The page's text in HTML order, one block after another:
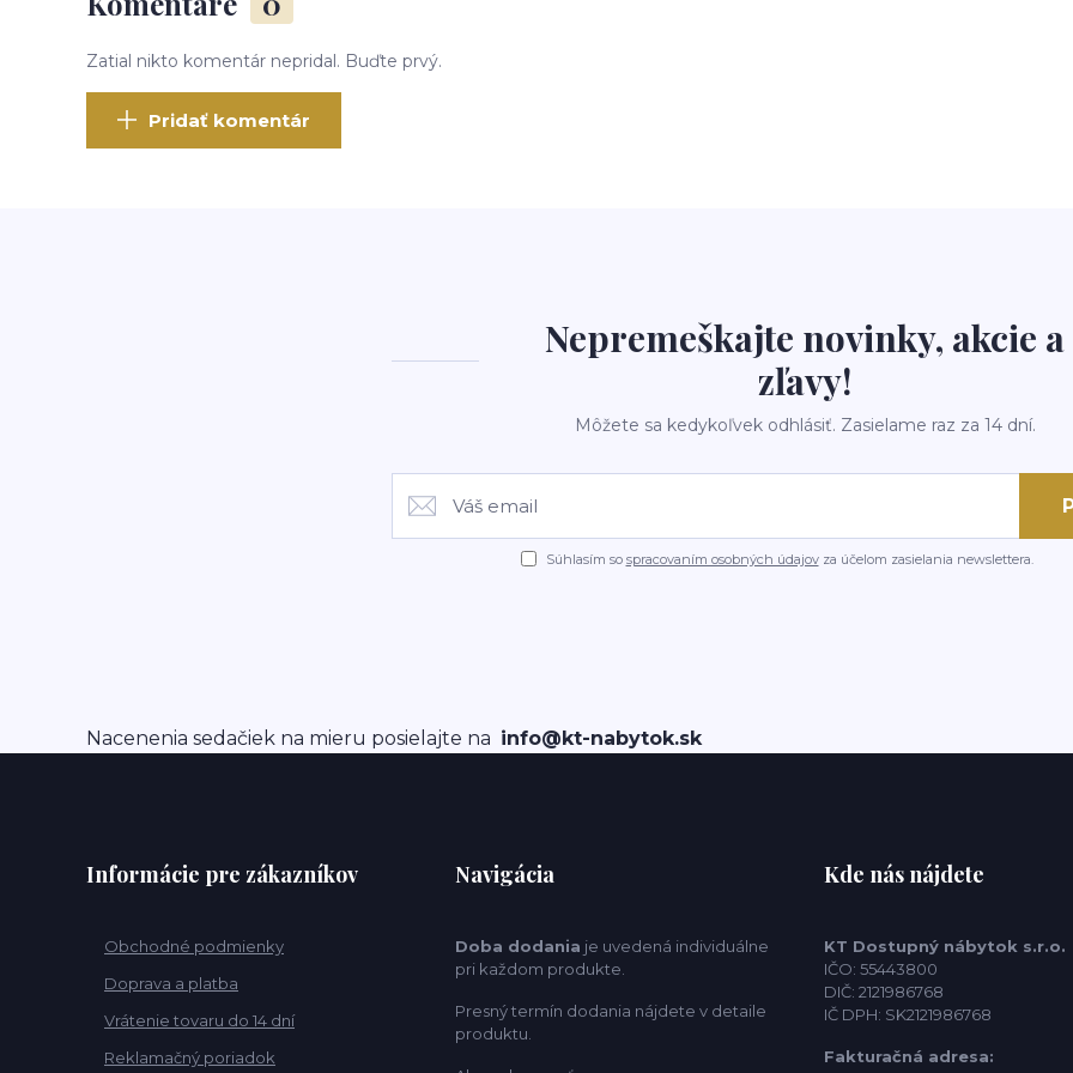
Zatial nikto komentár nepridal. Buďte prvý.
Pridať komentár
Nepremeškajte novinky, akcie a
zľavy!
Môžete sa kedykoľvek odhlásiť. Zasielame raz za 14 dní.
Súhlasím so spracovaním osobných údajovza účelom zasielania newslettera.
Nacenenia sedačiek na mieru posielajte na info@kt-nabytok.sk
Informácie pre zákazníkov
Obchodné podmienky
Doprava a platba
Vrátenie tovaru do 14 dní
Reklamačný poriadok
Navigácia
Doba dodania je uvedená individuálne
pri každom produkte.
Presný termín dodania nájdete v detaile
produktu.
Kde nás nájdete
KT Dostupný nábytok s.r.o.
IČO: 55443800
DIČ: 2121986768
IČ DPH: SK2121986768
Fakturačná adresa: